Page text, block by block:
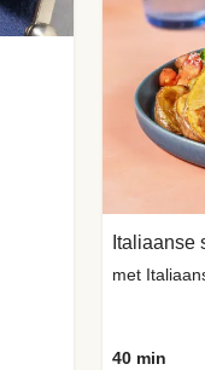
40 min